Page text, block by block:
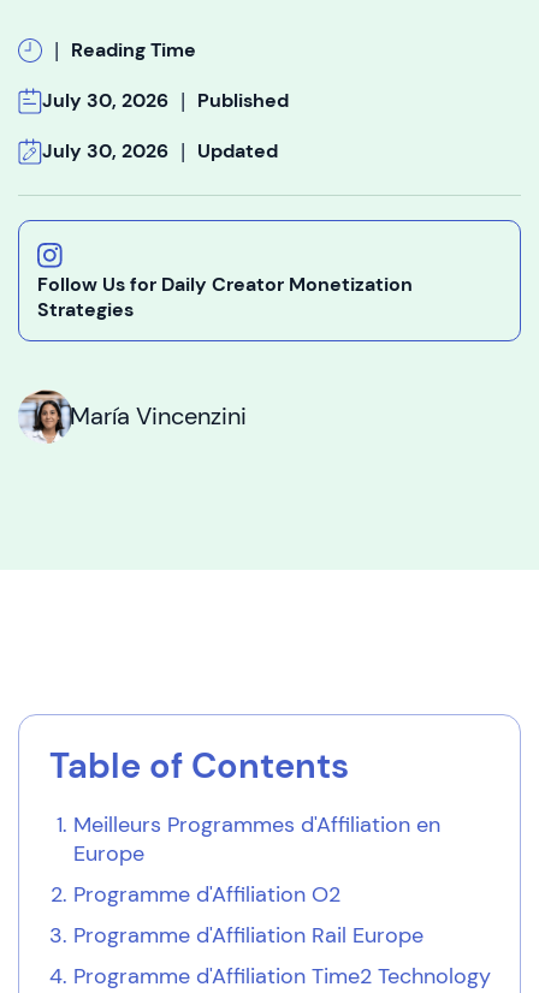
| Reading Time
July 30, 2026 | Published
July 30, 2026 | Updated
Follow Us for Daily Creator Monetization
Strategies
María Vincenzini
Table of Contents
Meilleurs Programmes d'Affiliation en
Europe
Programme d'Affiliation O2
Programme d'Affiliation Rail Europe
Programme d'Affiliation Time2 Technology